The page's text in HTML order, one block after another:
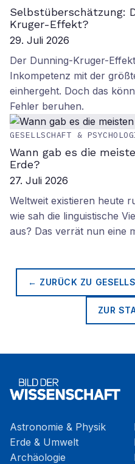
Selbstüberschätzung:
Kruger-Effekt?
29. Juli 2026
Der Dunning-Kruger-
Inkompetenz mit der
einhergeht. Doch das
Fehler beruhen.
GESELLSCHAFT &
Wann gab es die
Erde?
27. Juli 2026
Weltweit existieren heute
wie sah die linguistische
aus? Das verrät nun eine
← ZURÜCK ZU
ZUR
Astronomie & Physik
Erde & Umwelt
Archäologie